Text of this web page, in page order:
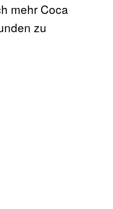
mehr Coca
zu